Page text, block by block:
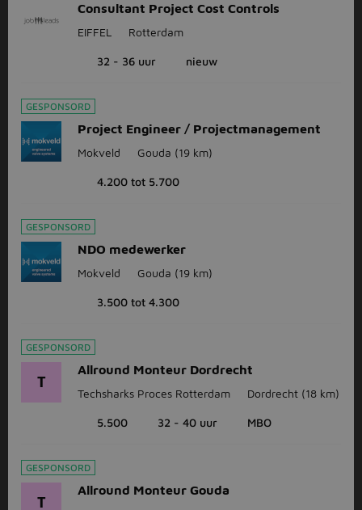
Consultant Project Cost Controls
EIFFEL Rotterdam
32 - 36 uur nieuw
GESPONSORD
Project Engineer / Projectmanagement
Mokveld Gouda (19 km)
4.200 tot 5.700
GESPONSORD
NDO medewerker
Mokveld Gouda (19 km)
3.500 tot 4.300
GESPONSORD
T
Allround Monteur Dordrecht
Techsharks Proces Rotterdam Dordrecht (18 km)
5.500 32 - 40 uur MBO
GESPONSORD
T
Allround Monteur Gouda